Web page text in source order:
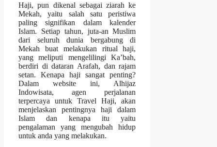
Haji, pun dikenal sebagai ziarah ke
Mekah, yaitu salah satu peristiwa
paling signifikan dalam kalender
Islam. Setiap tahun, juta-an Muslim
dari seluruh dunia bergabung di
Mekah buat melakukan ritual haji,
yang meliputi mengelilingi Ka’bah,
berdiri di dataran Arafah, dan rajam
setan. Kenapa haji sangat penting?
Dalam website ini, Alhijaz
Indowisata, agen perjalanan
terpercaya untuk Travel Haji, akan
menjelaskan pentingnya haji dalam
Islam dan kenapa itu yaitu
pengalaman yang mengubah hidup
untuk anda yang melakukan.